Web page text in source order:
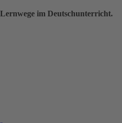
im Deutschunterricht.